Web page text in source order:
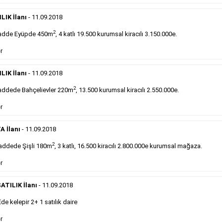
Devrenkiralık maltepede çayocağı....
Devamını Gör
takip ederek farklı ilan türleri hakkında detaylara ulaşabilir, ilan
Sarı sayfa ilanlar alım- satım, duyuru, mini reklam
İlanı - 11.09.2018
Eyüpde 450m2, 4 katlı 19.500 kurumsal kiracılı 3.150.000e.
İlanı - 11.09.2018
Bahçelievler 220m2, 13.500 kurumsal kiracılı 2.550.000e.
İlanı - 11.09.2018
Şişli 180m2, 3 katlı, 16.500 kiracılı 2.800.000e kurumsal mağaza.
İlanı - 11.09.2018
kelepir 2+ 1 satılık daire